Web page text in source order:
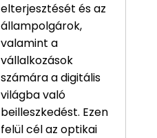
elterjesztését és az
állampolgárok,
valamint a
vállalkozások
számára a digitális
világba való
beilleszkedést. Ezen
felül cél az optikai